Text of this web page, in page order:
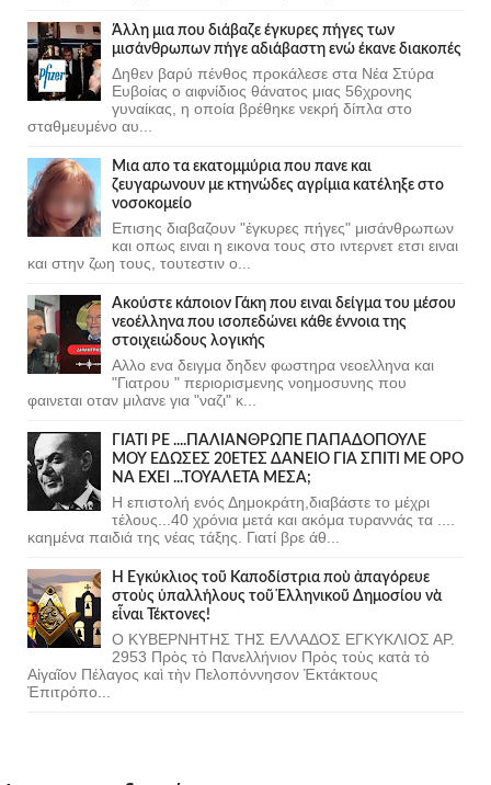
Άλλη μια που διάβαζε έγκυρες πήγες των
μισάνθρωπων πήγε αδιάβαστη ενώ έκανε διακοπές
Δηθεν βαρύ πένθος προκάλεσε στα Νέα Στύρα
Ευβοίας ο αιφνίδιος θάνατος μιας 56χρονης
γυναίκας, η οποία βρέθηκε νεκρή δίπλα στο
σταθμευμένο αυ...
Μια απο τα εκατομμύρια που πανε και
ζευγαρωνουν με κτηνώδες αγρίμια κατέληξε στο
νοσοκομείο
Επισης διαβαζουν "έγκυρες πήγες" μισάνθρωπων
και οπως ειναι η εικονα τους στο ιντερνετ ετσι ειναι
και στην ζωη τους, τουτεστιν ο...
Ακούστε κάποιον Γάκη που ειναι δείγμα του μέσου
νεοέλληνα που ισοπεδώνει κάθε έννοια της
στοιχειώδους λογικής
Αλλο ενα δειγμα δηδεν φωστηρα νεοελληνα και
"Γιατρου " περιορισμενης νοημοσυνης που
φαινεται οταν μιλανε για "ναζι" κ...
ΓΙΑΤΙ ΡΕ ....ΠΑΛΙΑΝΘΡΩΠΕ ΠΑΠΑΔΟΠΟΥΛΕ
ΜΟΥ ΕΔΩΣΕΣ 20ΕΤΕΣ ΔΑΝΕΙΟ ΓΙΑ ΣΠΙΤΙ ΜΕ ΟΡΟ
ΝΑ ΕΧΕΙ ...ΤΟΥΑΛΕΤΑ ΜΕΣΑ;
Η επιστολή ενός Δημοκράτη,διαβάστε το μέχρι
τέλους...40 χρόνια μετά και ακόμα τυραννάς τα ....
καημένα παιδιά της νέας τάξης. Γιατί βρε άθ...
Ἡ Ἐγκύκλιος τοῦ Καποδίστρια ποὺ ἀπαγόρευε
στοὺς ὑπαλλήλους τοῦ Ἑλληνικοῦ Δημοσίου νὰ
εἶναι Τέκτονες!
Ο ΚΥΒΕΡΝΗΤΗΣ ΤΗΣ ΕΛΛΑΔΟΣ ΕΓΚΥΚΛΙΟΣ ΑΡ.
2953 Πρὸς τὸ Πανελλήνιον Πρὸς τοὺς κατὰ τὸ
Αἰγαῖον Πέλαγος καὶ τὴν Πελοπόννησον Ἐκτάκτους
Ἐπιτρόπο...